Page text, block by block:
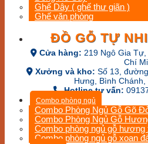
Ghế Dây ( ghế thư giãn )
Ghế văn phòng
ĐỒ GỖ TỰ
Cửa hàng: 219 Ngô Gia
Chí
Xưởng và kho: Số 13,
Hưng, Bình
Hotline tư vấn:
Combo phòng ngủ
Combo Phòng Ngủ Gỗ Gõ
Combo Phòng Ngủ Gỗ
Combo phòng ngủ gỗ hương
Combo phòng ngủ gỗ xoan